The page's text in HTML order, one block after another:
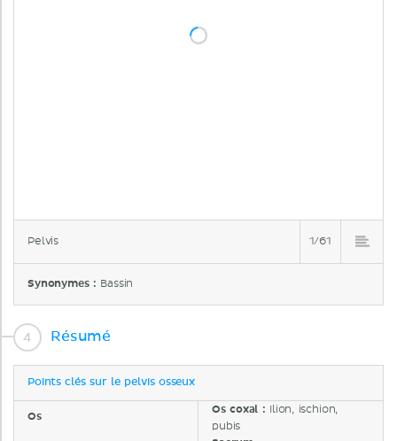
Pelvis 1/61
Synonymes : Bassin
Résumé
Points clés sur le pelvis osseux
Os
Os coxal : Ilion, ischion,
pubis